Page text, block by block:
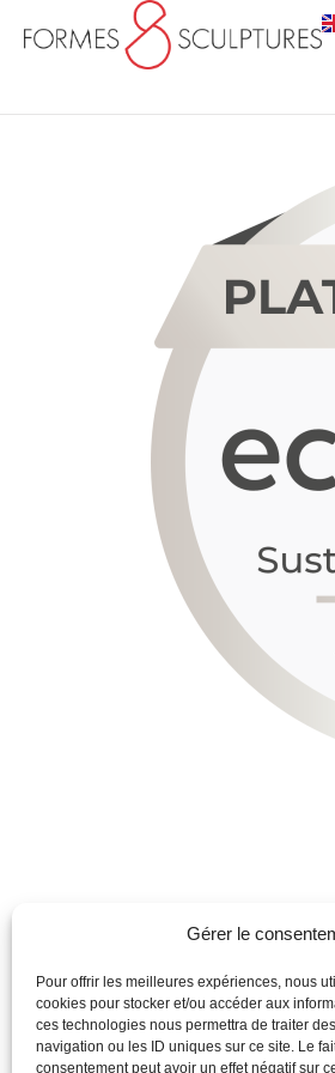
Gérer le
Pour offrir les meilleures expériences, nous
cookies pour stocker et/ou accéder aux
ces technologies nous permettra de traiter
navigation ou les ID uniques sur ce site. Le
consentement peut avoir un effet négatif sur